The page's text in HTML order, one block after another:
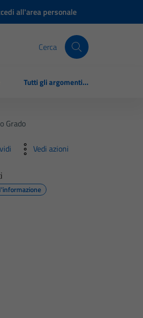
all'area personale
Cerca
Tutti gli argomenti...
Grado
Vedi azioni